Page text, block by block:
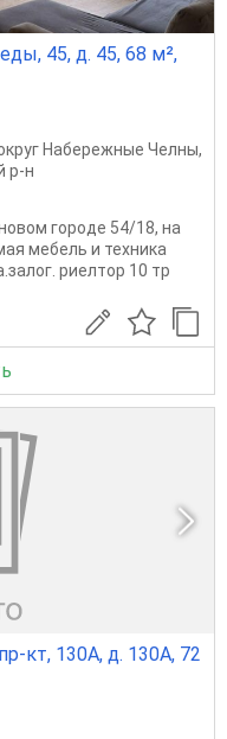
45, д. 45, 68 м²,
Набережные Челны,
р-н
городе 54/18, на
мебель и техника
риелтор 10 тр
кт, 130А, д. 130А, 72